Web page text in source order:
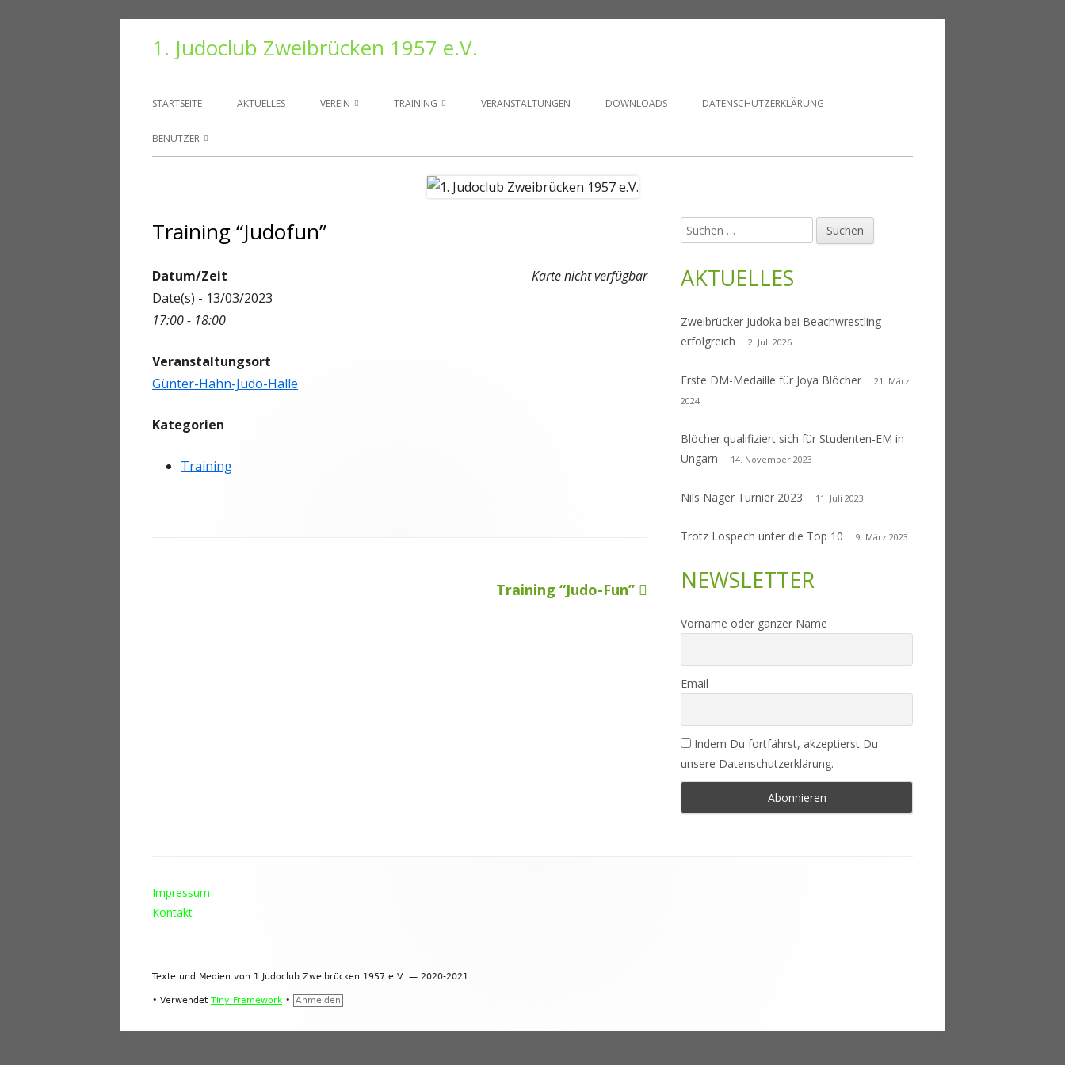
1. Judoclub Zweibrücken 1957 e.V.
Primäres
Menü
STARTSEITE AKTUELLES VEREIN TRAINING VERANSTALTUNGEN DOWNLOADS DATENSCHUTZERKLÄRUNG
BENUTZER
KONTO
ABMELDEN
MITGLIEDER
Training “Judofun”
Karte nicht verfügbar
Datum/Zeit
Date(s) - 13/03/2023
17:00 - 18:00
Veranstaltungsort
Günter-Hahn-Judo-Halle
Kategorien
Training
Nächster
Training “Judo-Fun”
Haupt-
Seitenleiste
Suchen
nach:
AKTUELLES
Zweibrücker Judoka bei Beachwrestling
erfolgreich
2. Juli 2026
Erste DM-Medaille für Joya Blöcher
21. März
2024
Blöcher qualifiziert sich für Studenten-EM in
Ungarn
14. November 2023
Nils Nager Turnier 2023 11. Juli 2023
Trotz Lospech unter die Top 10 9. März 2023
NEWSLETTER
Vorname oder ganzer Name
Email
Indem Du fortfährst, akzeptierst Du
unsere Datenschutzerklärung.
Inhalt
Impressum
Kontakt
Texte und Medien von 1.Judoclub Zweibrücken 1957 e.V. — 2020-2021
• Verwendet Tiny Framework • Anmelden